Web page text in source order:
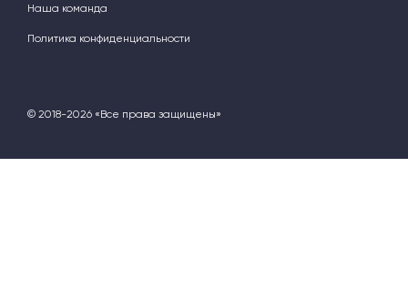
Наша команда
Политика конфиденциальности
© 2018-2026 «Все права защищены»